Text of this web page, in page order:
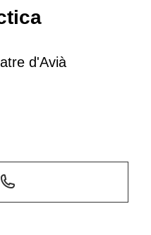
d'Avià